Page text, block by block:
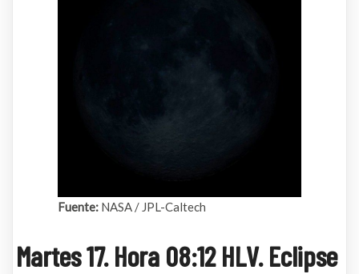
Fuente: NASA / JPL-Caltech
Martes 17. Hora 08:12 HLV. Eclipse